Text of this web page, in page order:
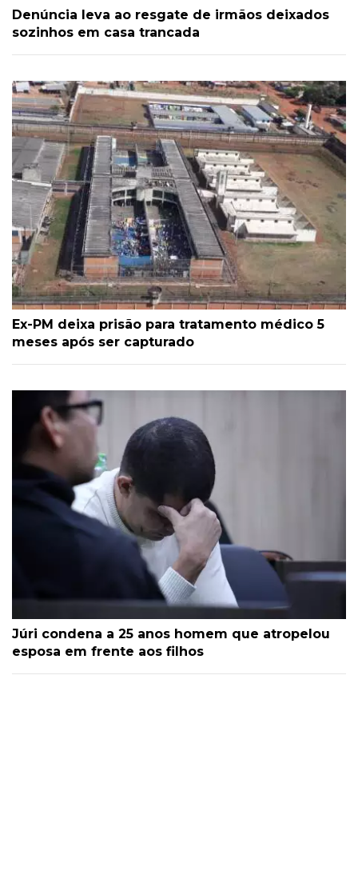
Denúncia leva ao resgate de irmãos deixados
sozinhos em casa trancada
Ex-PM deixa prisão para tratamento médico 5
meses após ser capturado
Júri condena a 25 anos homem que atropelou
esposa em frente aos filhos